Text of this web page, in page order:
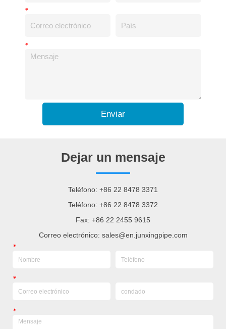
*
*
Enviar
Dejar un mensaje
Teléfono: +86 22 8478 3371
Teléfono: +86 22 8478 3372
Fax: +86 22 2455 9615
Correo electrónico: sales@en.junxingpipe.com
*
*
*